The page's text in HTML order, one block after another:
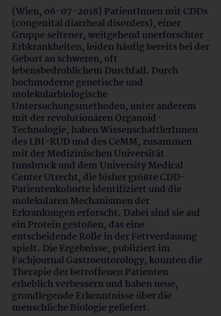
(Wien, 06-07-2018) PatientInnen mit CDDs
(congenital diarrheal disorders), einer
Gruppe seltener, weitgehend unerforschter
Erbkrankheiten, leiden häufig bereits bei der
Geburt an schweren, oft
lebensbedrohlichem Durchfall. Durch
hochmoderne genetische und
molekularbiologische
Untersuchungsmethoden, unter anderem
mit der revolutionären Organoid-
Technologie, haben WissenschaftlerInnen
des LBI-RUD und des CeMM, zusammen
mit der Medizinischen Universität
Innsbruck und dem University Medical
Center Utrecht, die bisher größte CDD-
Patientenkohorte identifiziert und die
molekularen Mechanismen der
Erkrankungen erforscht. Dabei sind sie auf
ein Protein gestoßen, das eine
entscheidende Rolle in der Fettverdauung
spielt. Die Ergebnisse, publiziert im
Fachjournal Gastroentorology, konnten die
Therapie der betroffenen Patienten
erheblich verbessern und haben neue,
grundlegende Erkenntnisse über die
menschliche Biologie geliefert.